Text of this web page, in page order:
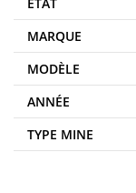
MARQUE
MODÈLE
ANNÉE
TYPE MINE